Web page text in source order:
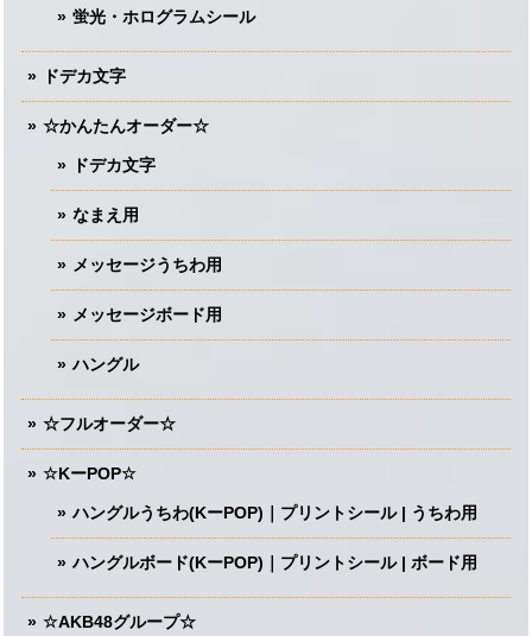
蛍光・ホログラムシール
ドデカ文字
☆かんたんオーダー☆
ドデカ文字
なまえ用
メッセージうちわ用
メッセージボード用
ハングル
☆フルオーダー☆
☆KーPOP☆
ハングルうちわ(KーPOP)｜プリントシール | うちわ用
ハングルボード(KーPOP)｜プリントシール | ボード用
☆AKB48グループ☆